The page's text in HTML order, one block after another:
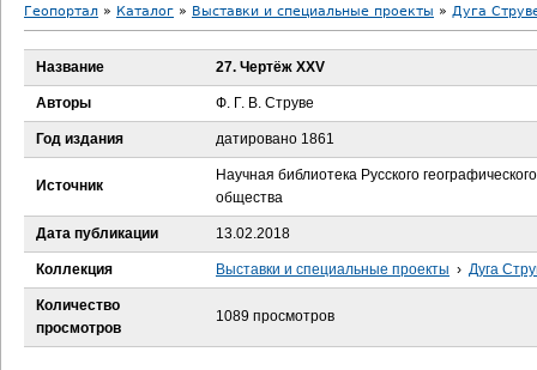
В
ы
д
е
с
ь
Геопортал » Каталог » Выставки и специальные проекты » Дуга
Название 27. Чертёж XXV
Авторы Ф. Г. В. Струве
Год издания датировано 1861
Источник
Научная библиотека Русского географического
общества
Дата публикации 13.02.2018
Коллекция Выставки и специальные проекты › Дуга
Количество
просмотров
1089 просмотров